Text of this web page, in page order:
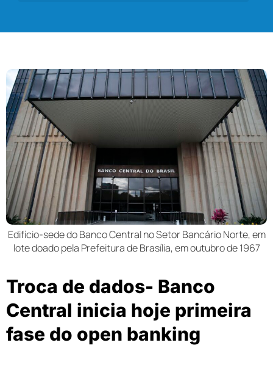
Edifício-sede do Banco Central no Setor Bancário Norte, em
lote doado pela Prefeitura de Brasília, em outubro de 1967
Troca de dados- Banco
Central inicia hoje primeira
fase do open banking